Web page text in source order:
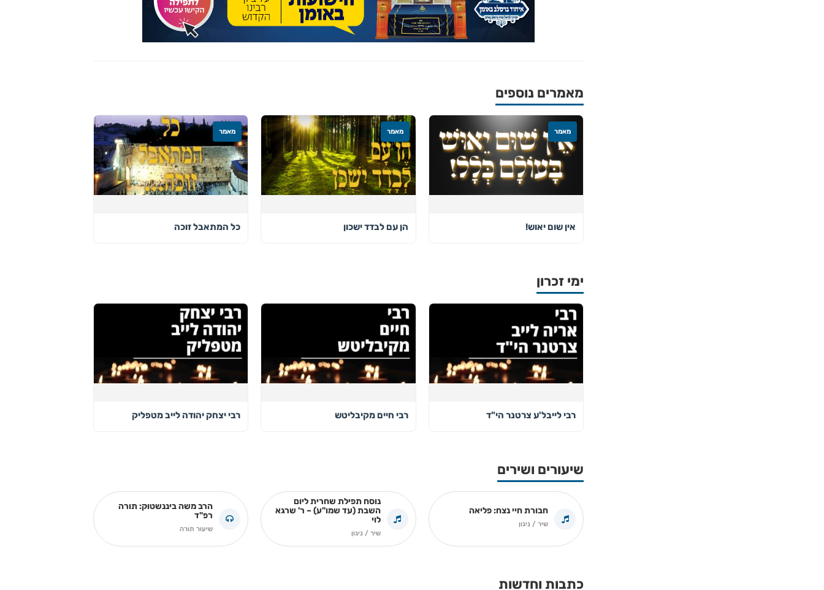
מאמרים נוספים
מאמר
אין שום יאוש!
מאמר
הן עם לבדד ישכון
מאמר
כל המתאבל זוכה
ימי זכרון
רבי לייבל'ע צרטנר הי"ד רבי חיים מקיבליטש רבי יצחק יהודה לייב מטפליק
שיעורים ושירים
חבורת חיי נצח: פליאה
שיר / ניגון
נוסח תפילת שחרית ליום
השבת (עד שמו"ע) – ר' שרגא
לוי
שיר / ניגון
הרב משה ביננשטוק: תורה
רפ"ד
שיעור תורה
כתבות וחדשות